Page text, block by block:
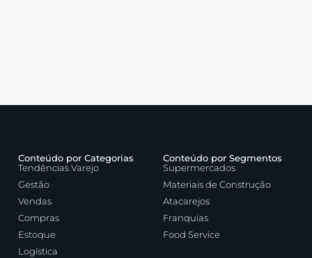
Conteúdo por Categorias
Tendências Varejo
Gestão
Vendas
Compras
Estoque
Logística
Conteúdo por Segmentos
Supermercados
Materiais de Construção
Atacarejos
Franquias
Food Service